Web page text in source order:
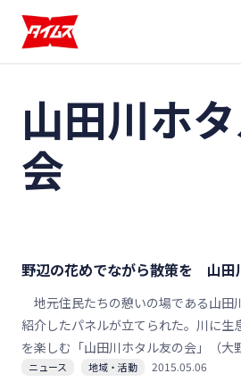
山田川ホ
会
野辺の花めでながら散策を 山田
地元住民たちの憩いの場である山田
紹介したパネルが立てられた。川に生
を楽しむ「山田川ホタル友の会」（大
の。かわいらしい野辺の花の横に立つ
ニュース 地域・活動 2015.05.06